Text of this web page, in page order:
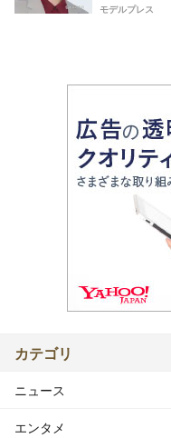
モデルプレス
カテゴリ
ニュース
エンタメ